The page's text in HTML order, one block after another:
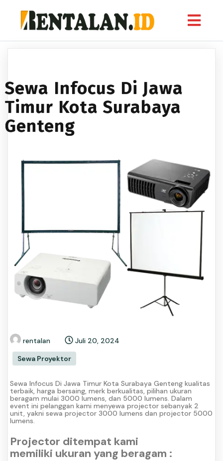
Sewa Infocus Di Jawa
Timur Kota Surabaya
Genteng
rentalan
Juli 20, 2024
Sewa Proyektor
Sewa Infocus Di Jawa Timur Kota Surabaya Genteng kualitas
terbaik, harga bersaing, merk berkualitas, pilihan ukuran
beragam mulai 3000 lumens, dan 5000 lumens. Dalam
event ini pelanggan kami menyewa projector sebanyak 2
unit, yakni sewa projector 3000 lumens dan projector 5000
lumens.
Projector ditempat kami
memiliki ukuran yang beragam :